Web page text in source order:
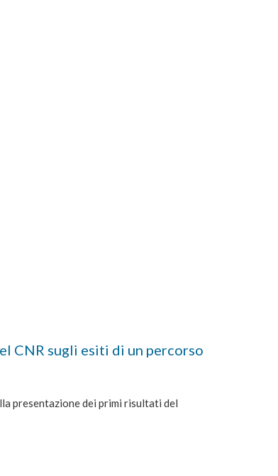
CNR sugli esiti di un percorso
presentazione dei primi risultati del